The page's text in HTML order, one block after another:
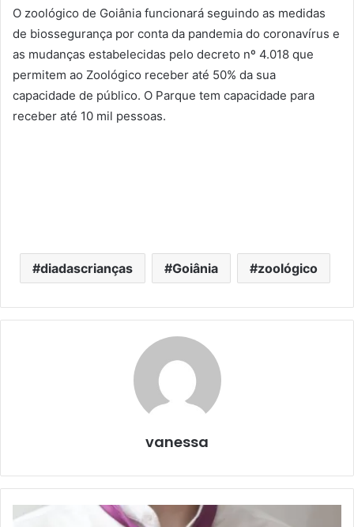
O zoológico de Goiânia funcionará seguindo as medidas
de biossegurança por conta da pandemia do coronavírus e
as mudanças estabelecidas pelo decreto nº 4.018 que
permitem ao Zoológico receber até 50% da sua
capacidade de público. O Parque tem capacidade para
receber até 10 mil pessoas.
diadascrianças Goiânia zoológico
vanessa